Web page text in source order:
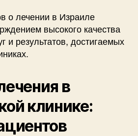
о лечении в Израиле
высокого качества
и результатов, достигаемых
в
клинике: